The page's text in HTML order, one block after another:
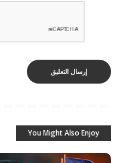
You Might Also Enjoy